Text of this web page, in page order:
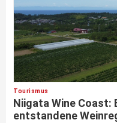
Tourismus
Niigata Wine Coast:
entstandene